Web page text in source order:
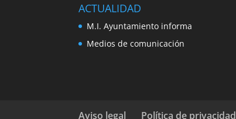
ACTUALIDAD
M.I. Ayuntamiento informa
Medios de comunicación
Aviso legal Política de privacidad